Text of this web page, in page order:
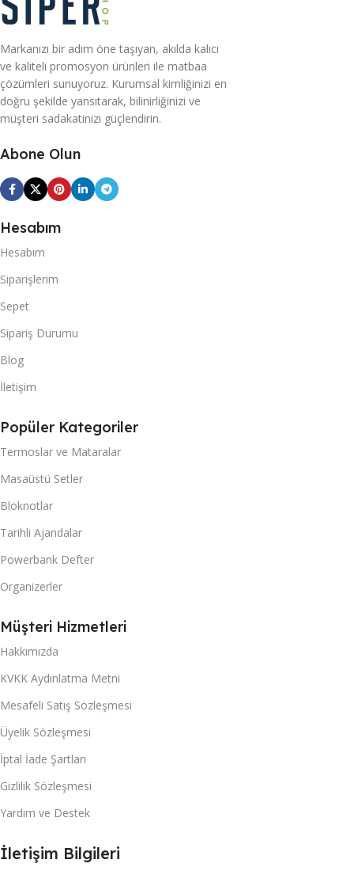
Markanızı bir adım öne taşıyan, akılda kalıcı
ve kaliteli promosyon ürünleri ile matbaa
çözümleri sunuyoruz. Kurumsal kimliğinizi en
doğru şekilde yansıtarak, bilinirliğinizi ve
müşteri sadakatinizi güçlendirin.
Abone Olun
Hesabım
Hesabım
Siparişlerim
Sepet
Sipariş Durumu
Blog
İletişim
Popüler Kategoriler
Termoslar ve Mataralar
Masaüstü Setler
Bloknotlar
Tarihli Ajandalar
Powerbank Defter
Organizerler
Müşteri Hizmetleri
Hakkımızda
KVKK Aydınlatma Metni
Mesafeli Satış Sözleşmesi
Üyelik Sözleşmesi
İptal İade Şartları
Gizlilik Sözleşmesi
Yardım ve Destek
İletişim Bilgileri